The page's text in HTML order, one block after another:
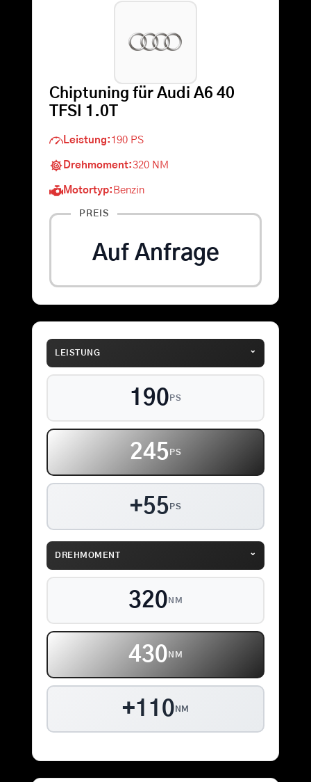
Warenkorb
Chiptuning für Audi A6 40
TFSI 1.0T
Leistung: 190 PS
Drehmoment:320 NM
Motortyp: Benzin
PREIS
Auf Anfrage
LEISTUNG ⌄
190 PS
245 PS
+55 PS
DREHMOMENT ⌄
320 NM
430 NM
+110 NM